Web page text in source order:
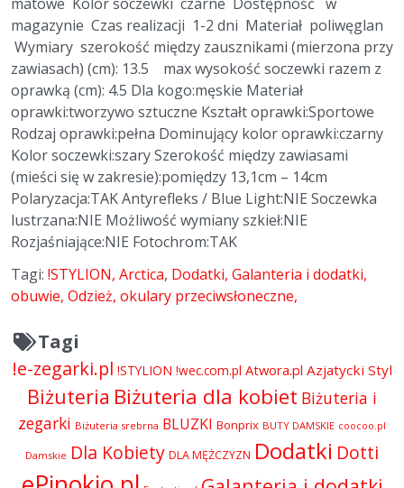
magazynie Czas realizacji 1-2 dni Materiał poliwęglan
Wymiary szerokość między zausznikami (mierzona przy
zawiasach) (cm): 13.5 max wysokość soczewki razem z
oprawką (cm): 4.5 Dla kogo:męskie Materiał
oprawki:tworzywo sztuczne Kształt oprawki:Sportowe
Rodzaj oprawki:pełna Dominujący kolor oprawki:czarny
Kolor soczewki:szary Szerokość między zawiasami
(mieści się w zakresie):pomiędzy 13,1cm – 14cm
Polaryzacja:TAK Antyrefleks / Blue Light:NIE Soczewka
lustrzana:NIE Możliwość wymiany szkieł:NIE
Rozjaśniające:NIE Fotochrom:TAK
Tagi: !STYLION Arctica Dodatki Galanteria i dodatki
obuwie Odzież okulary przeciwsłoneczne
Tagi
!e-zegarki.pl !STYLION !wec.com.pl Atwora.pl Azjatycki Styl
Biżuteria Biżuteria dla kobiet Biżuteria i
zegarki Biżuteria srebrna BLUZKI Bonprix BUTY DAMSKIE coocoo.pl
Damskie Dla Kobiety DLA MĘŻCZYZN Dodatki Dotti